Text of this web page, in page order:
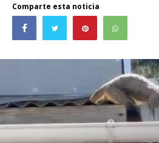
Comparte esta noticia